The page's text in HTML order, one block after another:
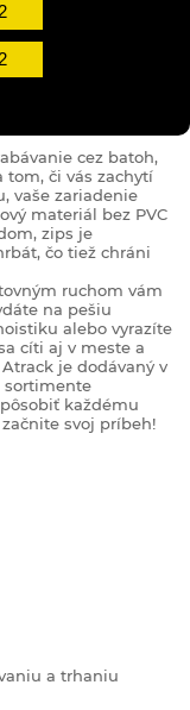
vyhľadať konkrétnu
Atrack!
čo značne
prehľadný
cez batoh,
tom, či vás zachytí
vaše zariadenie
materiál bez PVC
zips je
čo tiež chráni
ruchom vám
na pešiu
alebo vyrazíte
cíti aj v meste a
je dodávaný v
sortimente
každému
svoj príbeh!
a trhaniu